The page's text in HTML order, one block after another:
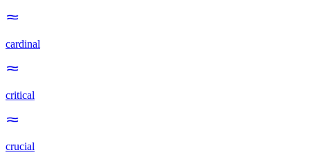
cardinal
critical
crucial